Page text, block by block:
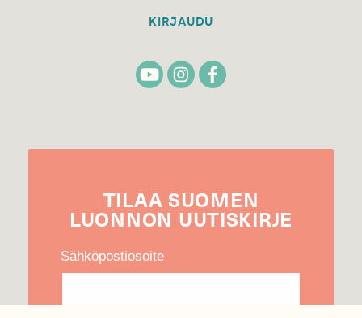
KIRJAUDU
TILAA SUOMEN
LUONNON UUTIS­KIRJE
Sähköpostiosoite